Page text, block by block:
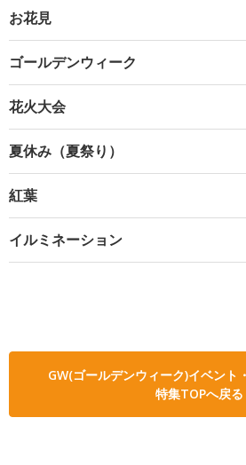
お花見
ゴールデンウィーク
花火大会
夏休み（夏祭り）
紅葉
イルミネーション
GW(ゴールデンウィーク)イベント
特集TOPへ戻る